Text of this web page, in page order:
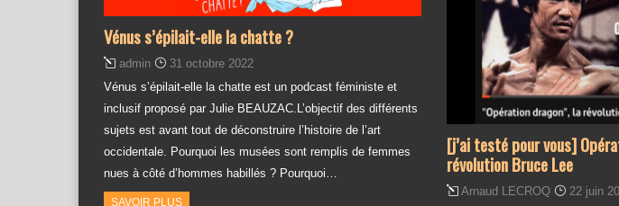
Vénus s’épilait-elle la chatte ?
admin
31 octobre 2022
Vénus s’épilait-elle la chatte est un podcast féministe et
inclusif proposé par Julie BEAUZAC.L’objectif des différents
sujets est avant tout de déconstruire l’histoire de l’art
occidentale. Pourquoi les musées sont remplis de femmes
nues à côté d’hommes habillés ? Pourquoi…
SAVOIR PLUS
[j’ai testé pour vous]
révolution Bruce Lee
Arnaud LECROQ 22 juin